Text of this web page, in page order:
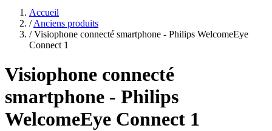
maison
Seconde
vie
Bons
Accueil
/ Anciens produits
/ Visiophone connecté smartphone - Philips WelcomeEye
Connect 1
Visiophone connecté
smartphone - Philips
WelcomeEye Connect 1